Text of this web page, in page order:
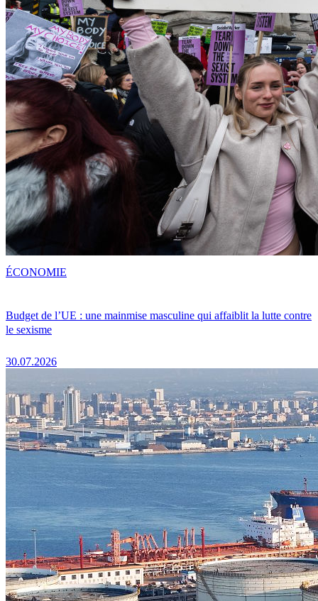
Budget de l’UE : une mainmise masculine qui affaiblit la lutte contre
le sexisme
30.07.2026
ÉCONOMIE